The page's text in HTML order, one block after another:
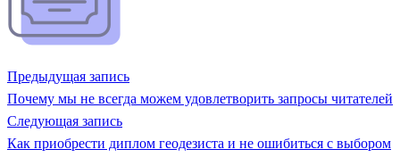
Предыдущая запись
Почему мы не всегда можем удовлетворить запросы читателей
Следующая запись
Как приобрести диплом геодезиста и не ошибиться с выбором